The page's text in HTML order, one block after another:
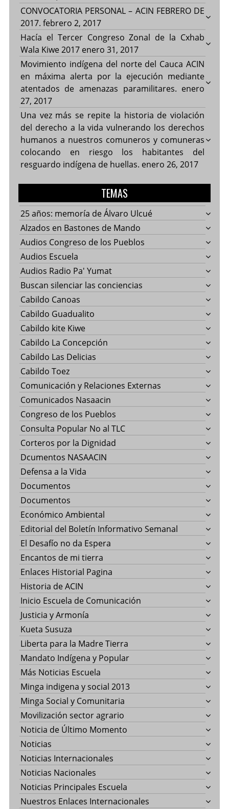
CONVOCATORIA PERSONAL – ACIN FEBRERO DE
2017. febrero 2, 2017
Hacía el Tercer Congreso Zonal de la Cxhab
Wala Kiwe 2017 enero 31, 2017
Movimiento indígena del norte del Cauca ACIN
en máxima alerta por la ejecución mediante
atentados de amenazas paramilitares. enero
27, 2017
Una vez más se repite la historia de violación
del derecho a la vida vulnerando los derechos
humanos a nuestros comuneros y comuneras
colocando en riesgo los habitantes del
resguardo indígena de huellas. enero 26, 2017
TEMAS
25 años: memoría de Álvaro Ulcué
Alzados en Bastones de Mando
Audios Congreso de los Pueblos
Audios Escuela
Audios Radio Pa' Yumat
Buscan silenciar las conciencias
Cabildo Canoas
Cabildo Guadualito
Cabildo kite Kiwe
Cabildo La Concepción
Cabildo Las Delicias
Cabildo Toez
Comunicación y Relaciones Externas
Comunicados Nasaacin
Congreso de los Pueblos
Consulta Popular No al TLC
Corteros por la Dignidad
Dcumentos NASAACIN
Defensa a la Vida
Documentos
Documentos
Económico Ambiental
Editorial del Boletín Informativo Semanal
El Desafío no da Espera
Encantos de mi tierra
Enlaces Historial Pagina
Historia de ACIN
Inicio Escuela de Comunicación
Justicia y Armonía
Kueta Susuza
Liberta para la Madre Tierra
Mandato Indígena y Popular
Más Noticias Escuela
Minga indigena y social 2013
Minga Social y Comunitaria
Movilización sector agrario
Noticia de Último Momento
Noticias
Noticias Internacionales
Noticias Nacionales
Noticias Principales Escuela
Nuestros Enlaces Internacionales